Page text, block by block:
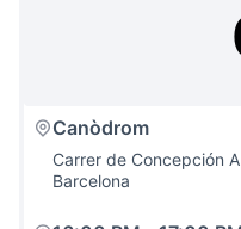
Canòdrom
Carrer de Concepción
Barcelona